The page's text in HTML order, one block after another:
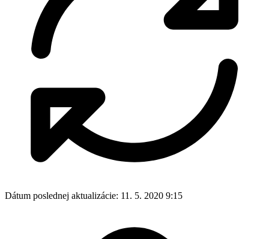
Dátum poslednej aktualizácie: 11. 5. 2020 9:15